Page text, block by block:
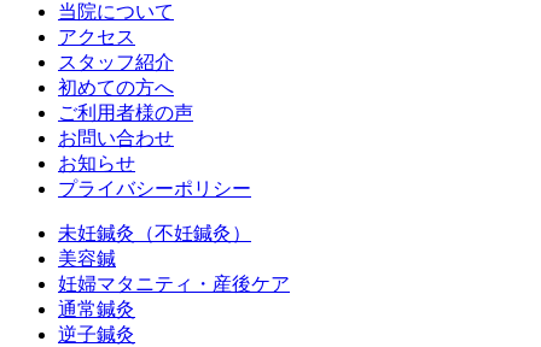
当院について
アクセス
スタッフ紹介
初めての方へ
ご利用者様の声
お問い合わせ
お知らせ
プライバシーポリシー
未妊鍼灸（不妊鍼灸）
美容鍼
妊婦マタニティ・産後ケア
通常鍼灸
逆子鍼灸